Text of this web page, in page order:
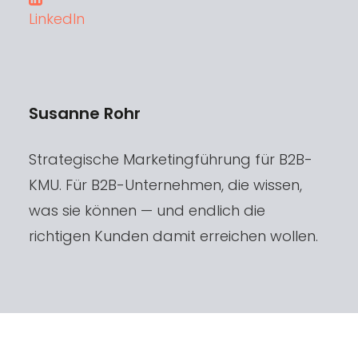
Susanne Rohr
Strategische Marketingführung für B2B-
KMU. Für B2B-Unternehmen, die wissen,
was sie können — und endlich die
richtigen Kunden damit erreichen wollen.
LinkedIn